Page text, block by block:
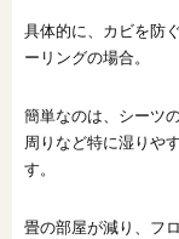
具体的に、カビを防
ーリングの場合。
簡単なのは、シーツ
周りなど特に湿りや
す。
畳の部屋が減り、フ